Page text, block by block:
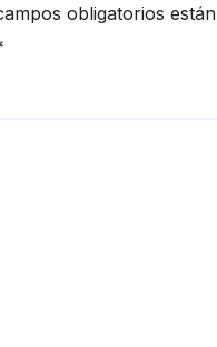
obligatorios están